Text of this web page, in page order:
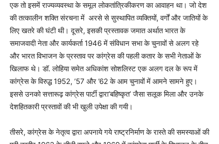
एक तो इसमें राज्यव्यवस्था के समूल लोकतांत्रिकीकरण का आवाहन था। जो देश
की तत्कालीन शक्ति संरचना में अरसे से सुस्थापित व्यक्तियों,वर्गों और जातियों के
लिए खतरे की घंटी थी। दूसरे,इसकी प्रस्तावक जमात अर्थात भारत के
समाजवादी नेता और कार्यकर्ता 1946 में संविधान सभा के चुनावों से अलग रहे
और भारत विभाजन के प्रस्ताव पर कांग्रेस की पहली कतार के सभी नेताओं के
खिलाफ थे। डॉ. लोहिया समेत अधिकांश सोशलिस्ट एक अलग दल के रूप में
कांग्रेस के विरुद्ध 1952, ’57 और ’62 के आम चुनावों में आमने सामने हुए।
इससे उनको सत्तारूढ़ कांग्रेस पार्टी द्वारा‘बहिष्कृत’जैसा सलूक मिला और उनके
देशहितकारी प्रस्तावों की भी खुली उपेक्षा की गयी।
तीसरे,कांग्रेस के नेतृत्व द्वारा अपनाये गये राष्ट्रनिर्माण के रास्ते की समस्याओं की